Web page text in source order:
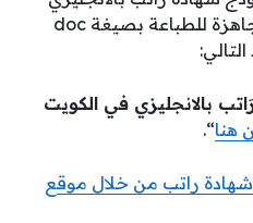
في الكويت قابلة للتعديل وجاهزة للطباعة بصيغة doc
بالانجليزي في الكويت
هنا“.
راتب من خلال موقع